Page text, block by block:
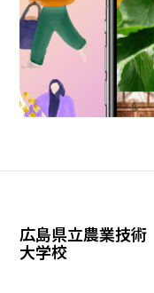
広島県立農業技術
大学校